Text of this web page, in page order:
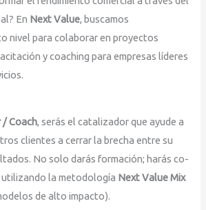
En Next Value, buscamos
nivel para colaborar en proyectos
y coaching para empresas líderes
/ Coach, serás el catalizador que ayude a
clientes a cerrar la brecha entre su
No solo darás formación; harás co-
la metodología Next Value Mix
de alto impacto).